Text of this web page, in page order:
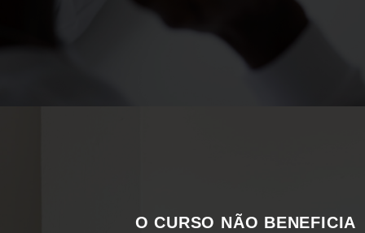
O CURSO NÃO BENEFICIA